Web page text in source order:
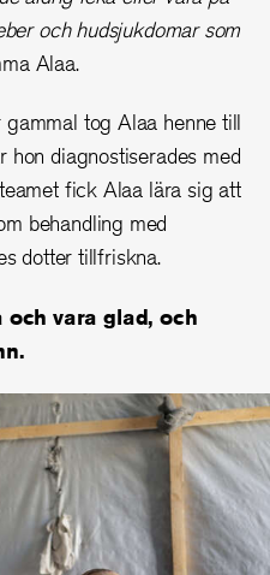
och hudsjukdomar som
Alaa.
tog Alaa henne till
hon diagnostiserades med
fick Alaa lära sig att
behandling med
dotter tillfriskna.
vara glad, och